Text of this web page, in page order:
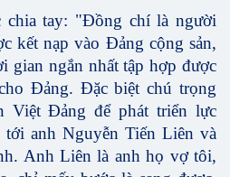
tay: "Đồng chí là người
kết nạp vào Đảng cộng sản,
gian ngắn nhất tập hợp được
Đảng. Đặc biệt chú trọng
Việt Đảng để phát triển lực
anh Nguyễn Tiến Liên và
Anh Liên là anh họ vợ tôi,